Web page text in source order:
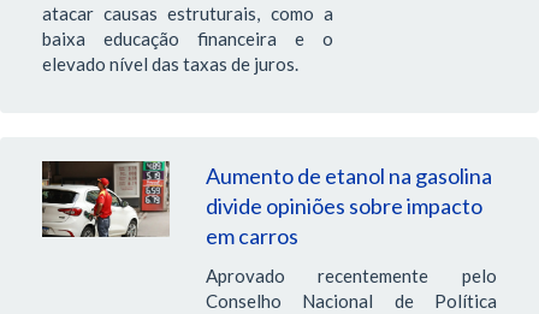
atacar causas estruturais, como a
baixa educação financeira e o
elevado nível das taxas de juros.
Aumento de etanol na gasolina
divide opiniões sobre impacto
em carros
Aprovado recentemente pelo
Conselho Nacional de Política